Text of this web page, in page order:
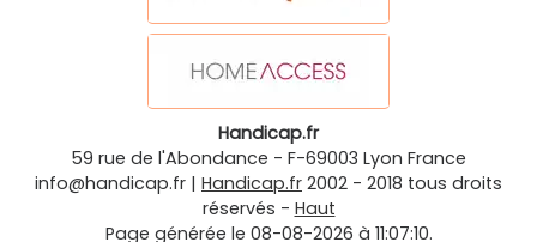
Handicap.fr
59 rue de l'Abondance - F-69003 Lyon France
info@handicap.fr | Handicap.fr 2002 - 2018 tous droits
réservés - Haut
Page générée le 08-08-2026 à 11:07:10.